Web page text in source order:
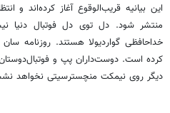
این بیانیه قریب‌الوقوع آغاز کرده‌اند و
منتشر شود. دل توی دل فوتبال دنیا
خداحافظی گواردیولا هستند. روزنامه
کرده است. دوست‌داران پپ و
دیگر روی نیمکت منچسترسیتی نخواهد